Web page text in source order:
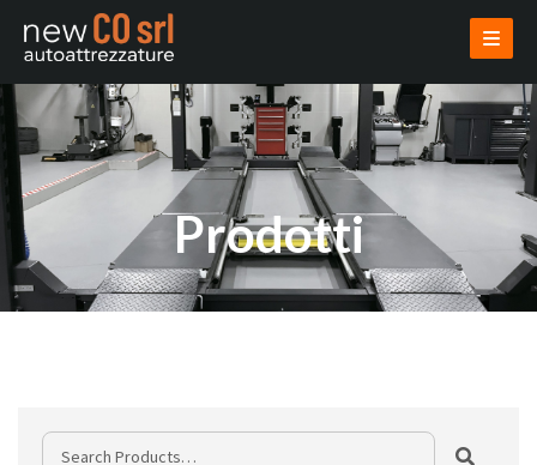
AZIENDA
PRODOTTI
VENDI USATO
INSTALLAZIONI
CONTATTI